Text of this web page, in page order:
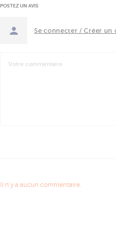
POSTEZ UN AVIS
Se connecter / Créer un
Il n'y a aucun commentaire.